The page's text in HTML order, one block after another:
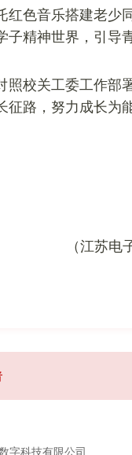
色音乐搭建老少
精神世界，引导
照校关工委工作部
路，努力成长为
（江苏电
科技有限公司